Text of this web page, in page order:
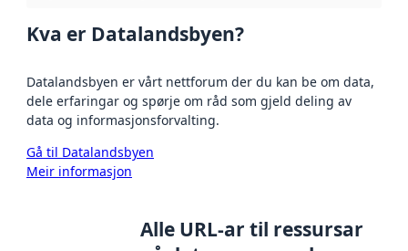
Kva er Datalandsbyen?
Datalandsbyen er vårt nettforum der du kan be om data,
dele erfaringar og spørje om råd som gjeld deling av
data og informasjonsforvalting.
Gå til Datalandsbyen
Meir informasjon
Alle URL-ar til ressursar